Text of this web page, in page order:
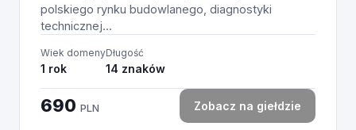
polskiego rynku budowlanego, diagnostyki
technicznej...
Wiek domeny
1 rok
Długość
14 znaków
690 PLN Zobacz na giełdzie